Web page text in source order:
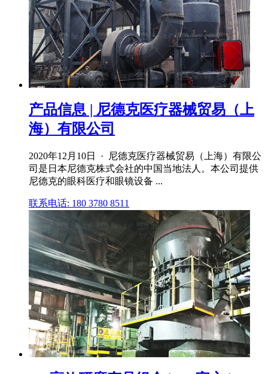
产品信息 | 尼德克医疗器械贸易（上
海）有限公司
2020年12月10日 · 尼德克医疗器械贸易（上海）有限公
司是日本尼德克株式会社的中国当地法人。本公司提供
尼德克的眼科医疗和眼镜设备 ...
联系电话: 180 3780 8511